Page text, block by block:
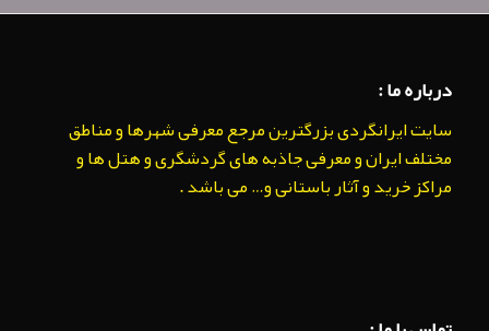
درباره ما :
سایت ایرانگردی بزرگترین مرجع معرفی شهرها و مناطق
مختلف ایران و معرفی جاذبه های گردشگری و هتل ها و
مراکز خرید و آثار باستانی و… می باشد .